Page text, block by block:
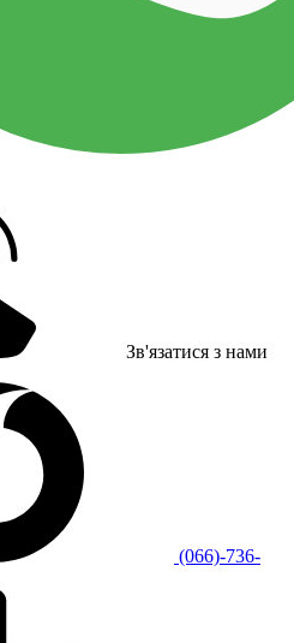
Зв'язатися з нами
(066)-736-